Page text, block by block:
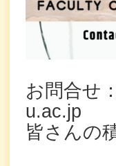
お問合せ
u.ac.jp
皆さんの